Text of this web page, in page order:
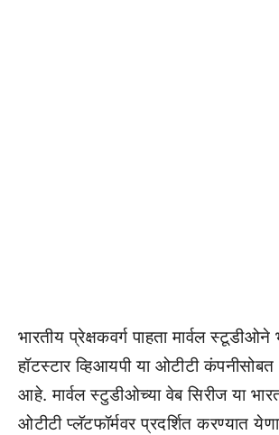
भारतीय प्रेक्षकवर्ग पाहता मार्वल स्टूडीओने
हॉटस्टार व्हिआयपी या ओटीटी कंपनीसोबत
आहे. मार्वल स्टुडीओच्या वेब सिरीज या
ओटीटी प्लॅटफॉर्मवर प्रदर्शित करण्यात